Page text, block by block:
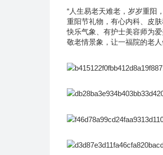
“人生易老天难老，岁岁重阳
重阳节礼物，有心内科、皮
快乐气象、有护士美容师为
敬老情景象，让一福院的老人